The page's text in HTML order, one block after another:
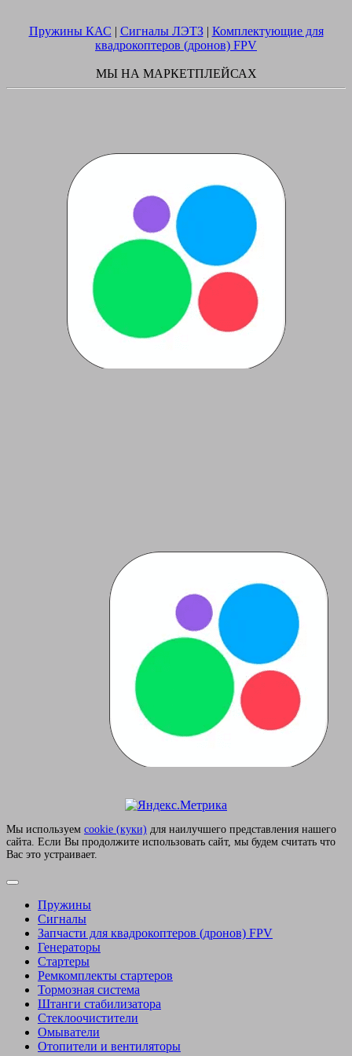
Пружины КАС | Сигналы ЛЭТЗ| Комплектующие для
квадрокоптеров (дронов) FPV
МЫ НА МАРКЕТПЛЕЙСАХ
Мы используем сookie (куки) для наилучшего представления нашего
сайта. Если Вы продолжите использовать сайт, мы будем считать что
Вас это устраивает.
Пружины
Сигналы
Запчасти для квадрокоптеров (дронов) FPV
Генераторы
Стартеры
Ремкомплекты стартеров
Тормозная система
Штанги стабилизатора
Стеклоочистители
Омыватели
Отопители и вентиляторы